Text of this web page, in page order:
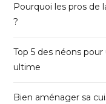
Pourquoi les pros de
?
Top 5 des néons
ultime
Bien aménager sa